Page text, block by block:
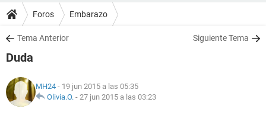
FOROS
SALUD
NUTRICIÓN
Foros Embarazo
Tema Anterior Siguiente Tema
Duda
MH24 - 19 jun 2015 a las 05:35
Olivia.O. - 27 jun 2015 a las 03:23